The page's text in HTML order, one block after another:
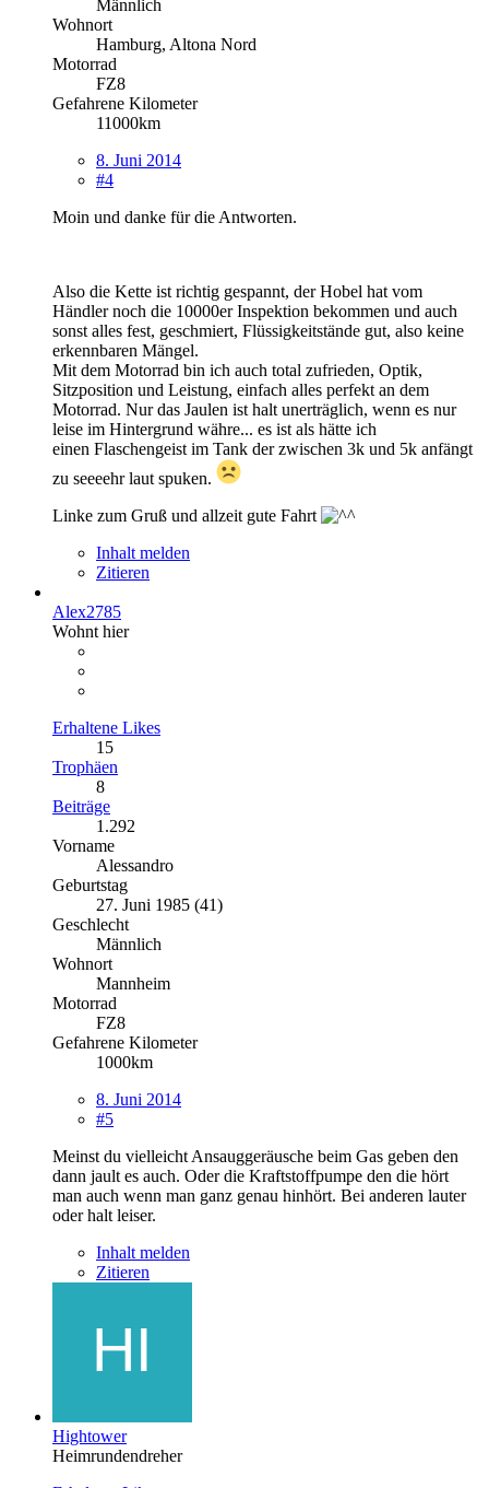
Männlich
Wohnort
Hamburg, Altona Nord
Motorrad
FZ8
Gefahrene Kilometer
11000km
8. Juni 2014
#4
Moin und danke für die Antworten.
Also die Kette ist richtig gespannt, der Hobel hat vom
Händler noch die 10000er Inspektion bekommen und auch
sonst alles fest, geschmiert, Flüssigkeitstände gut, also keine
erkennbaren Mängel.
Mit dem Motorrad bin ich auch total zufrieden, Optik,
Sitzposition und Leistung, einfach alles perfekt an dem
Motorrad. Nur das Jaulen ist halt unerträglich, wenn es nur
leise im Hintergrund währe... es ist als hätte ich
einen Flaschengeist im Tank der zwischen 3k und 5k anfängt
zu seeeehr laut spuken.
Linke zum Gruß und allzeit gute Fahrt
Inhalt melden
Zitieren
Alex2785
Wohnt hier
Erhaltene Likes
15
Trophäen
8
Beiträge
1.292
Vorname
Alessandro
Geburtstag
27. Juni 1985 (41)
Geschlecht
Männlich
Wohnort
Mannheim
Motorrad
FZ8
Gefahrene Kilometer
1000km
8. Juni 2014
#5
Meinst du vielleicht Ansauggeräusche beim Gas geben den
dann jault es auch. Oder die Kraftstoffpumpe den die hört
man auch wenn man ganz genau hinhört. Bei anderen lauter
oder halt leiser.
Inhalt melden
Zitieren
Hightower
Heimrundendreher